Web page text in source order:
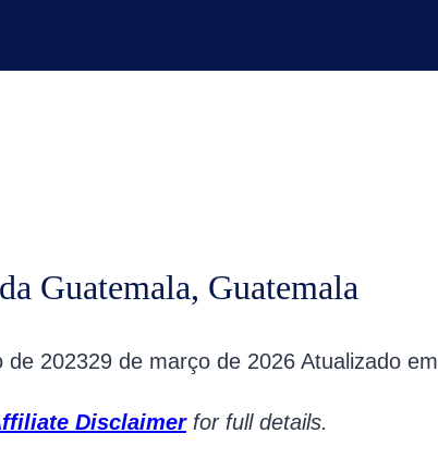
Guatemala, Guatemala
de 202329 de março de 2026 Atualizado em
Disclaimerfor full details.